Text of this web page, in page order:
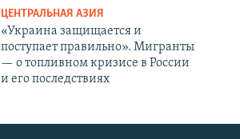
ЦЕНТРАЛЬНАЯ АЗИЯ
«Украина защищается и
поступает правильно». Мигранты
— о топливном кризисе в России
и его последствиях